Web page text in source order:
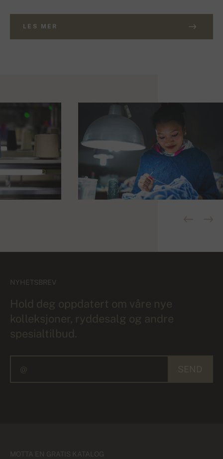
LES MER
NYHETSBREV
Hold deg oppdatert om våre nye
kolleksjoner, ryddesalg og andre
spesialtilbud.
MOTTA EN GRATIS KATALOG